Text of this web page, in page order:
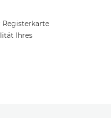
Registerkarte
Ihres